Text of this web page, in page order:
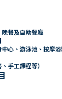
餐及自助餐廳
心、游泳池、按摩
手工課程等）